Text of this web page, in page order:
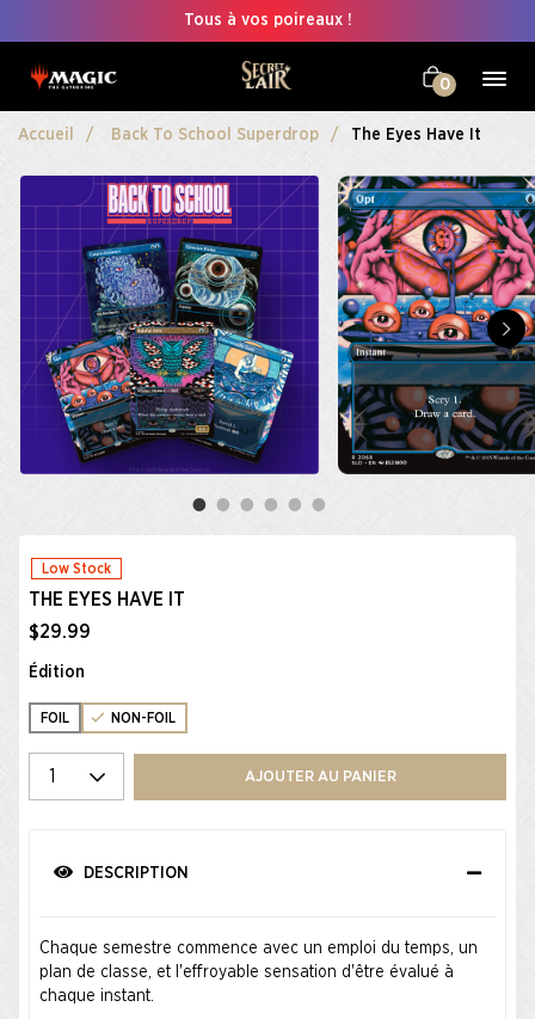
Tous à vos poireaux !
0
Accueil Back To School Superdrop The Eyes Have It
Low Stock
THE EYES HAVE IT
$29.99
Édition
FOIL NON-FOIL
Select quantity
AJOUTER AU PANIER
DESCRIPTION
Chaque semestre commence avec un emploi du temps, un
plan de classe, et l'effroyable sensation d'être évalué à
chaque instant.